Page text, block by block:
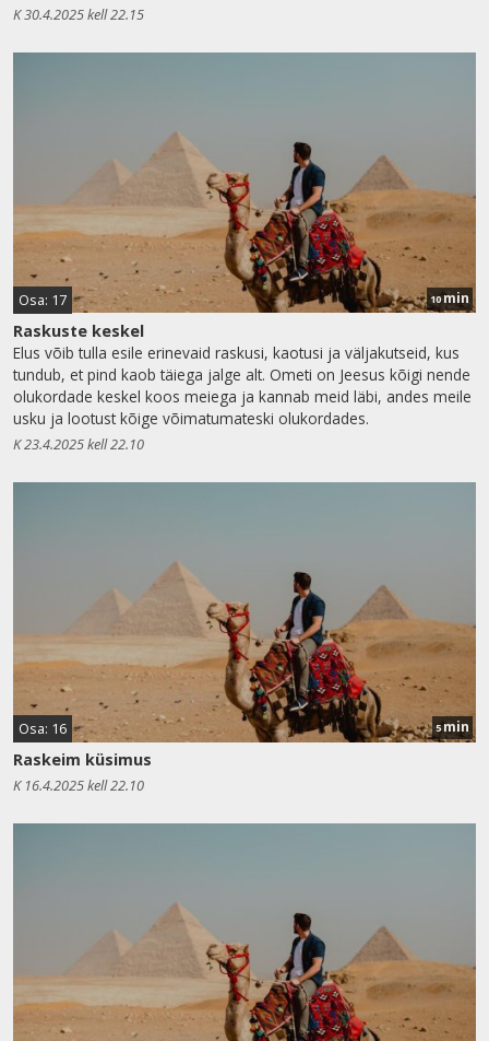
K 30.4.2025 kell 22.15
Osa: 17 10min
Raskuste keskel
Elus võib tulla esile erinevaid raskusi, kaotusi ja väljakutseid, kus
tundub, et pind kaob täiega jalge alt. Ometi on Jeesus kõigi nende
olukordade keskel koos meiega ja kannab meid läbi, andes meile
usku ja lootust kõige võimatumateski olukordades.
K 23.4.2025 kell 22.10
Osa: 16 5min
Raskeim küsimus
K 16.4.2025 kell 22.10